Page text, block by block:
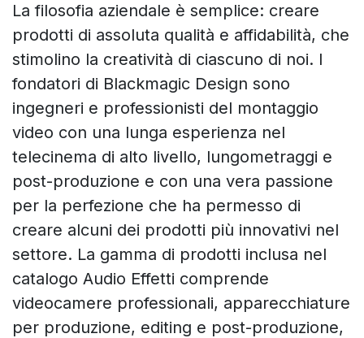
La filosofia aziendale è semplice: creare
prodotti di assoluta qualità e affidabilità, che
stimolino la creatività di ciascuno di noi. I
fondatori di Blackmagic Design sono
ingegneri e professionisti del montaggio
video con una lunga esperienza nel
telecinema di alto livello, lungometraggi e
post-produzione e con una vera passione
per la perfezione che ha permesso di
creare alcuni dei prodotti più innovativi nel
settore. La gamma di prodotti inclusa nel
catalogo Audio Effetti comprende
videocamere professionali, apparecchiature
per produzione, editing e post-produzione,